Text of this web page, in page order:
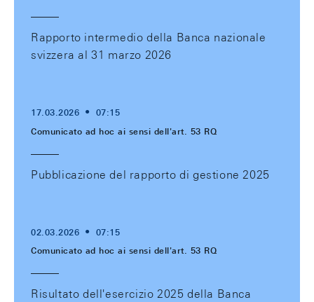
Rapporto intermedio della Banca nazionale
svizzera al 31 marzo 2026
17.03.2026
07:15
Comunicato ad hoc ai sensi dell'art. 53 RQ
Pubblicazione del rapporto di gestione 2025
02.03.2026
07:15
Comunicato ad hoc ai sensi dell'art. 53 RQ
Risultato dell'esercizio 2025 della Banca